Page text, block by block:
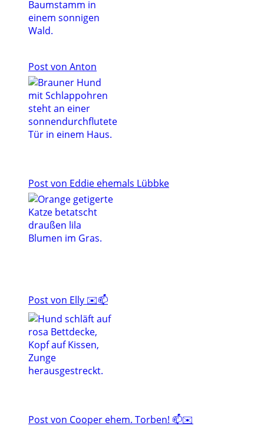
Post von Anton
Post von Eddie ehemals Lübbke
Post von Elly ✉️📫
Post von Cooper ehem. Torben! 📫✉️